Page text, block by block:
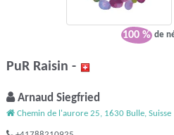
100 % de
PuR Raisin -
Arnaud Siegfried
Chemin de l'aurore 25, 1630 Bulle, Suisse